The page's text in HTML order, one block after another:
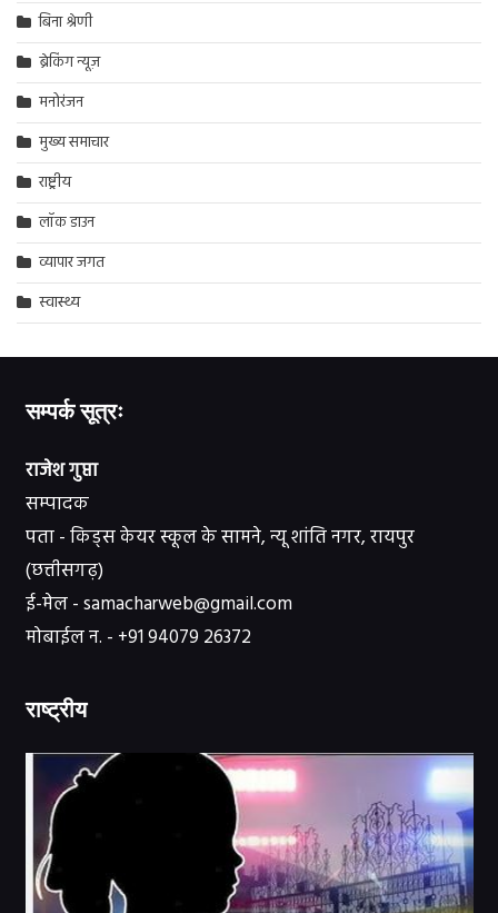
बिना श्रेणी
ब्रेकिंग न्यूज़
मनोरंजन
मुख्य समाचार
राष्ट्रीय
लॉक डाउन
व्यापार जगत
स्वास्थ्य
सम्पर्क सूत्रः
राजेश गुप्ता
सम्पादक
पता - किड्स केयर स्कूल के सामने, न्यू शांति नगर, रायपुर
(छत्तीसगढ़)
ई-मेल - samacharweb@gmail.com
मोबाईल न. - +91 94079 26372
राष्ट्रीय